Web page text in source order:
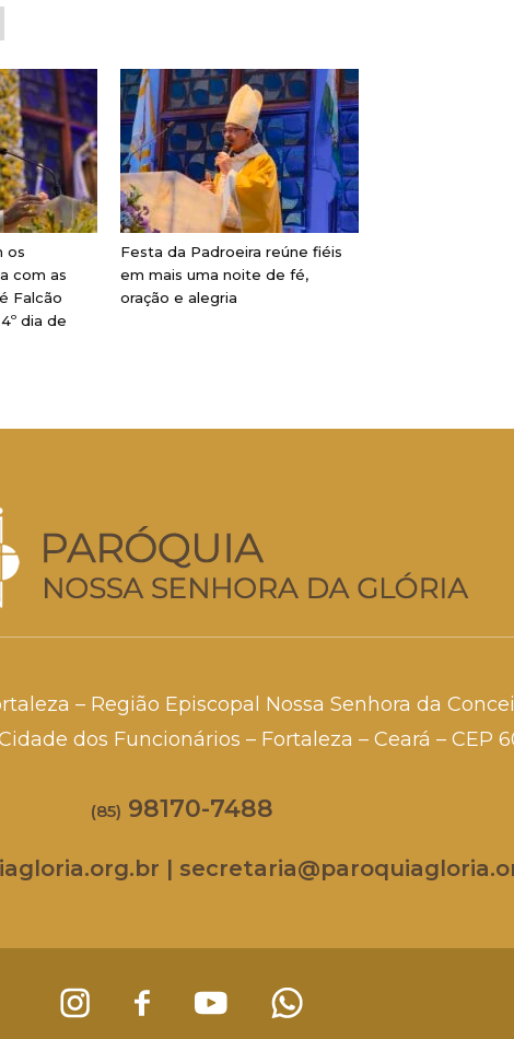
os
com as
Falcão
dia de
Festa da Padroeira reúne fiéis
em mais uma noite de fé,
oração e alegria
– Região Episcopal Nossa Senhora da
dos Funcionários – Fortaleza – Ceará – CEP
(85) 98170-7488
|